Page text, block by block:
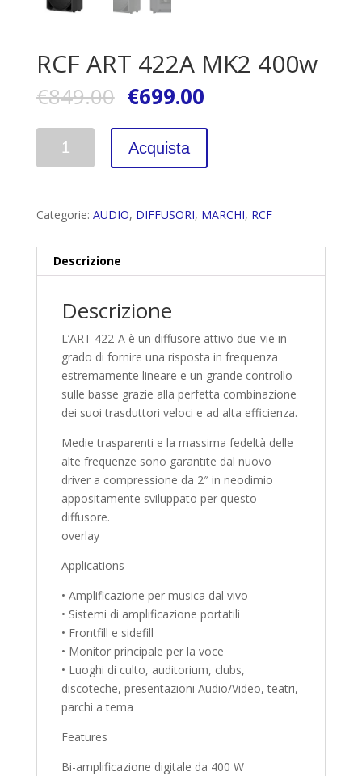
RCF ART 422A MK2 400w
€849.00 €699.00
Acquista
Categorie: AUDIO, DIFFUSORI, MARCHI, RCF
Descrizione
Descrizione
L’ART 422-A è un diffusore attivo due-vie in
grado di fornire una risposta in frequenza
estremamente lineare e un grande controllo
sulle basse grazie alla perfetta combinazione
dei suoi trasduttori veloci e ad alta efficienza.
Medie trasparenti e la massima fedeltà delle
alte frequenze sono garantite dal nuovo
driver a compressione da 2″ in neodimio
appositamente sviluppato per questo
diffusore.
overlay
Applications
• Amplificazione per musica dal vivo
• Sistemi di amplificazione portatili
• Frontfill e sidefill
• Monitor principale per la voce
• Luoghi di culto, auditorium, clubs,
discoteche, presentazioni Audio/Video, teatri,
parchi a tema
Features
Bi-amplificazione digitale da 400 W